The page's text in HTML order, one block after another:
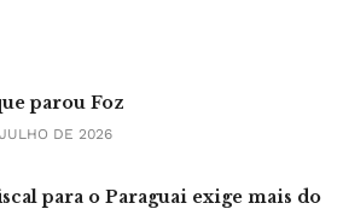
parou Foz
DE 2026
para o Paraguai exige mais do